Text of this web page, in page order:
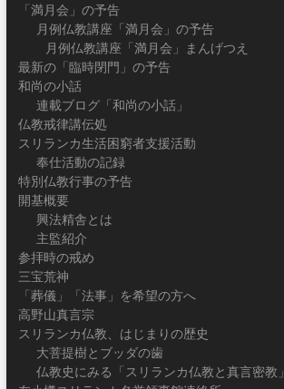
「満月会」の予告
月例仏教講座「満月会」の予告
月例仏教講座「満月会」まんげつえ
最新の「臨時閉門」の予告
和尚の小話
連載ブログ「和尚の小話」
仏教戒律講伝処
スリランカ生活困窮者支援活動
奉仕活動の記録
特別仏教行事の予告
開基概要
興法精舎とは
主監紹介
参拝時の戒め
三宝荒神
「葬儀」「法事」を希望の方へ
高野山真言宗
スリランカ仏教、はじまりの歴史
大菩提樹とブッダの歯
仏教史にみる「スリランカ仏教と真言密教」